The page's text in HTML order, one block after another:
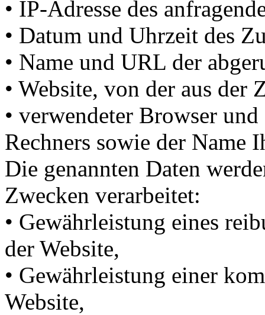
• IP-Adresse des
• Datum und Uhrzeit des
• Name und URL der
• Website, von der aus
• verwendeter Browser
Rechners sowie der Name
Die genannten Daten
Zwecken verarbeitet:
• Gewährleistung eines
der Website,
• Gewährleistung einer
Website,